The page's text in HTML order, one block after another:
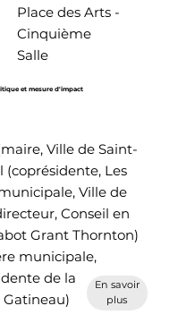
et mesure d'impact
Place des Arts -
Cinquième
Salle
Ville de Saint-
(coprésidente, Les
Ville de
Conseil en
Grant Thornton)
municipale,
de la
Gatineau)
En savoir
plus